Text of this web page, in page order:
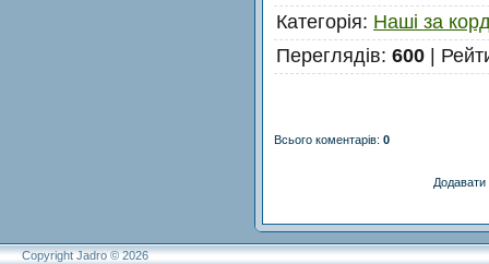
Категорія: Наші за
Переглядів: 600 |
Всього коментарів: 0
Додавати
Copyright Jadro © 2026